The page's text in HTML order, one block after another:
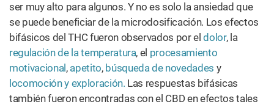
ser muy alto para algunos. Y no es solo la ansiedad que
se puede beneficiar de la microdosificación. Los efectos
bifásicos del THC fueron observados por eldolor, la
regulación de la temperatura, el procesamiento
motivacional , apetito, búsqueda de novedades y
locomoción y exploración. Las respuestas bifásicas
también fueron encontradas con el CBD en efectos tales